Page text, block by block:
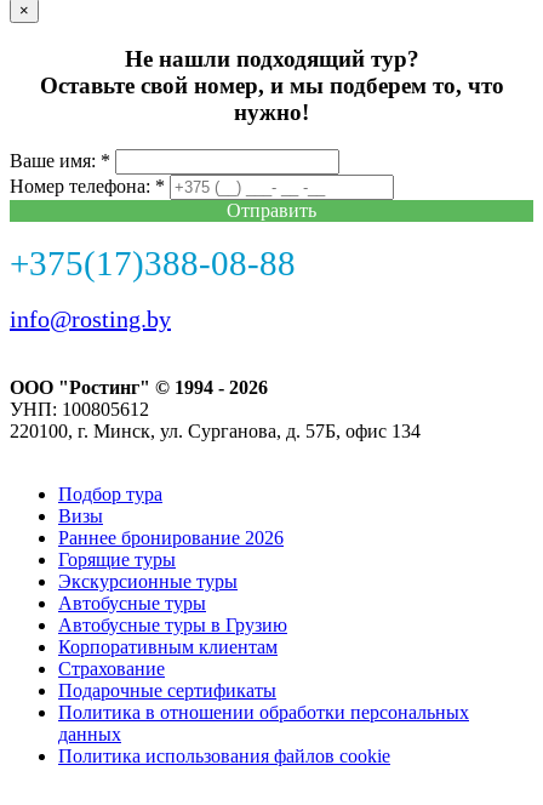
×
Не нашли подходящий тур?
Оставьте свой номер, и мы подберем то, что
нужно!
Ваше имя: *
Номер телефона: *
Отправить
+375(17)388-08-88
info@rosting.by
ООО "Ростинг" © 1994 - 2026
УНП: 100805612
220100, г. Минск, ул. Сурганова, д. 57Б, офис 134
Подбор тура
Визы
Раннее бронирование 2026
Горящие туры
Экскурсионные туры
Автобусные туры
Автобусные туры в Грузию
Корпоративным клиентам
Страхование
Подарочные сертификаты
Политика в отношении обработки персональных
данных
Политика использования файлов cookie